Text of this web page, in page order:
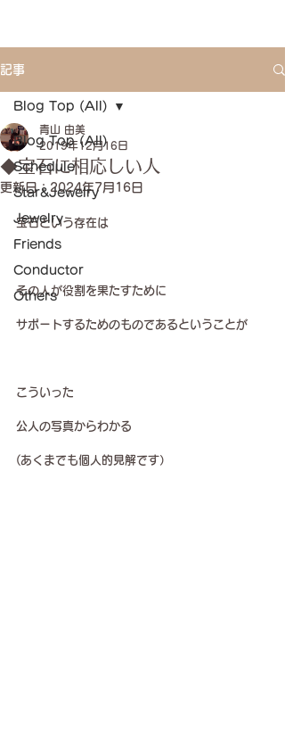
記事
Blog Top (All)
Schedule
Star&Jewelry
Jewelry
Friends
Conductor
Others
Blog Top (All)
◆宝石に相応しい人
青山 由美
2019年12月16日
更新日： 2024年7月16日
宝石という存在は
その人が役割を果たすために
サポートするためのものであるということが
こういった
公人の写真からわかる
(あくまでも個人的見解です）